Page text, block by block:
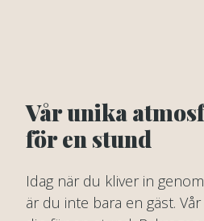
Vår unika
för en stund
Idag när du kliver in
är du inte bara en gäst.